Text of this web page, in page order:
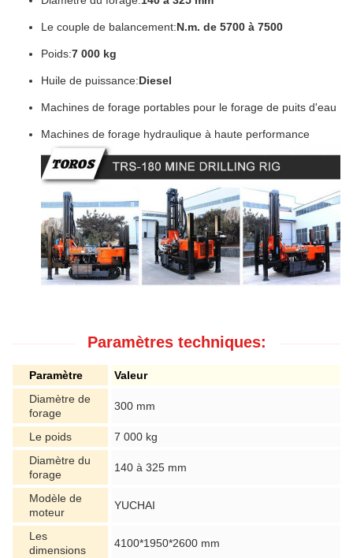
Le couple de balancement:N.m. de 5700 à 7500
Poids:7 000 kg
Huile de puissance:Diesel
Machines de forage portables pour le forage de puits d'eau
Machines de forage hydraulique à haute performance
Paramètres techniques:
Paramètre
Valeur
Diamètre de
forage
300 mm
Le poids
7 000 kg
Diamètre du
forage
140 à 325 mm
Modèle de
moteur
YUCHAI
Les
dimensions
4100*1950*2600 mm